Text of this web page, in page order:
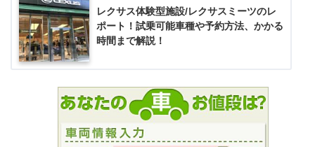
レクサス体験型施設/レクサスミーツのレ
ポート！試乗可能車種や予約方法、かかる
時間まで解説！